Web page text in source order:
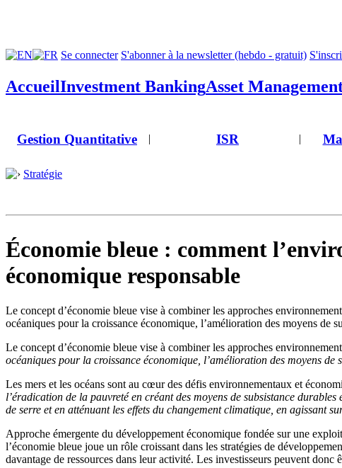
Se connecter S'abonner à la newsletter (hebdo - gratuit)
AccueilInvestment BankingAsset
Gestion Quantitative | ISR |
Stratégie
Économie bleue : comment
économique responsable
Le concept d’économie bleue vise à combiner les approches
océaniques pour la croissance économique, l’amélioration des moyens de
Le concept d’économie bleue vise à combiner les approches
océaniques pour la croissance économique, l’amélioration des moyens de
Les mers et les océans sont au cœur des défis environnementaux et
l’éradication de la pauvreté en créant des moyens de subsistance
de serre et en atténuant les effets du changement climatique, en agissant
Approche émergente du développement économique fondée sur une
l’économie bleue joue un rôle croissant dans les stratégies de
davantage de ressources dans leur activité. Les investisseurs peuvent donc